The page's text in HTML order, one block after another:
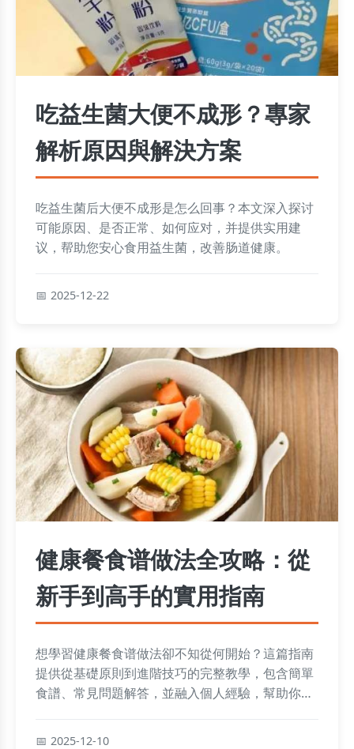
吃益生菌大便不成形？專家
解析原因與解決方案
吃益生菌后大便不成形是怎么回事？本文深入探讨
可能原因、是否正常、如何应对，并提供实用建
议，帮助您安心食用益生菌，改善肠道健康。
2025-12-22
健康餐食谱做法全攻略：從
新手到高手的實用指南
想學習健康餐食谱做法卻不知從何開始？這篇指南
提供從基礎原則到進階技巧的完整教學，包含簡單
食譜、常見問題解答，並融入個人經驗，幫助你輕
2025-12-10